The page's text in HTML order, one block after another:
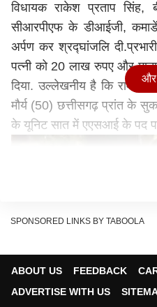
विधायक राकेश प्रताप सिंह,
सीआरपीएफ के डीआईजी,
अर्पण कर श्रद्घांजलि
पत्नी को 20 लाख रुपए और
दिया. उल्लेखनीय है कि राम
मौर्य (50) छत्तीसगढ़ प्रांत के
के यूनिट सात में एएसआई के पद
और
SPONSORED LINKS BY TABOOLA
ABOUT US FEEDBACK
ADVERTISE WITH US